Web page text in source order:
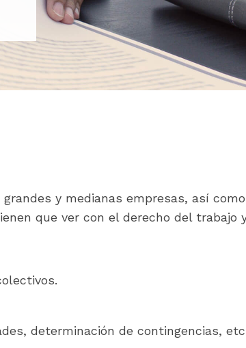
y medianas empresas, así
que ver con el derecho del trabajo
determinación de contingencias,